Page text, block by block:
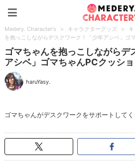
Medery. Character's > キャラクターグッズ >
を抱っこしながらデスクワーク！「少年アシベ」ゴ
ゴマちゃんを抱っこしながらデ
アシベ」ゴマちゃんPCクッシ
haruYasy.
ゴマちゃんがデスクワークをサポートしてく